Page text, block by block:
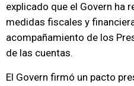
explicado que el Govern ha
medidas fiscales y
acompañamiento de los
de las cuentas.
El Govern firmó un pacto